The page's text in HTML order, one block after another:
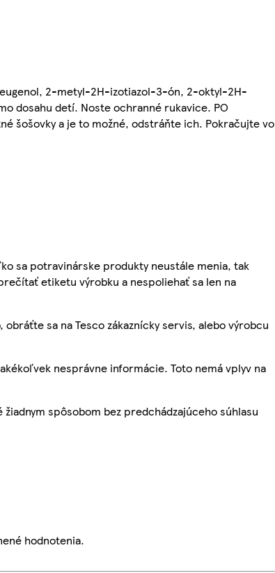
2-metyl-2H-izotiazol-3-ón, 2-oktyl-2H-
dosahu detí. Noste ochranné rukavice. PO
šošovky a je to možné, odstráňte ich. Pokračujte vo
sa potravinárske produkty neustále menia, tak
etiketu výrobku a nespoliehať sa len na
sa na Tesco zákaznícky servis, alebo výrobcu
nesprávne informácie. Toto nemá vplyv na
spôsobom bez predchádzajúceho súhlasu
hodnotenia.